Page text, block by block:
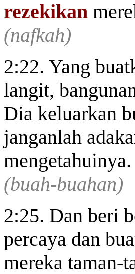
rezekikan
(nafkah)
2:22. Yang
langit,
Dia keluarkan
janganlah
mengetahuinya.
(buah-buahan)
2:25. Dan beri
percaya dan
mereka taman-